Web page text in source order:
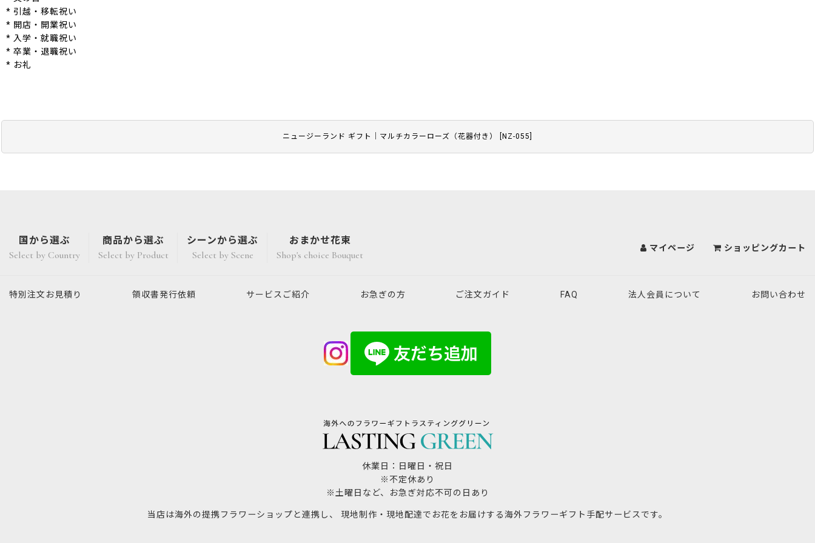
ニュージーランド ギフト｜マルチカラーローズ（花器付き） NZ-055
* 引越・移転祝い
* 開店・開業祝い
* 入学・就職祝い
* 卒業・退職祝い
* お礼
国から選ぶ
Select by Country
商品から選ぶ
Select by Product
シーンから選ぶ
Select by Scene
おまかせ花束
Shop's choice Bouquet
マイページ ショッピングカート
特別注文 お見積り 領収書発行依頼 サービスご紹介 お急ぎの方 ご注文ガイド FAQ 法人会員について お問い合わせ
休業日：日曜日・祝日
※不定休あり
※土曜日など、お急ぎ対応不可の日あり
当店は海外の提携フラワーショップと連携し、 現地制作・現地配達でお花をお届けする海外フラワーギフト手配サービスです。